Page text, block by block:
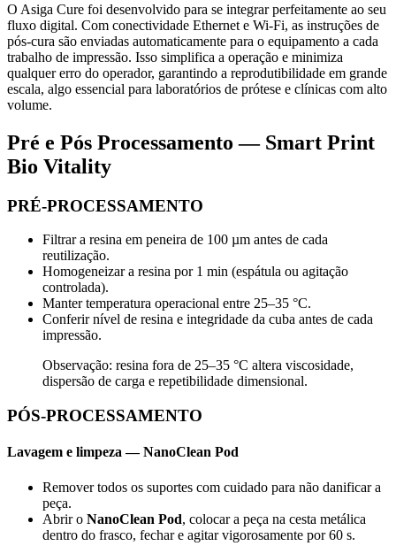
O Asiga Cure foi desenvolvido para se integrar perfeitamente ao seu
fluxo digital. Com conectividade Ethernet e Wi-Fi, as instruções de
pós-cura são enviadas automaticamente para o equipamento a cada
trabalho de impressão. Isso simplifica a operação e minimiza
qualquer erro do operador, garantindo a reprodutibilidade em grande
escala, algo essencial para laboratórios de prótese e clínicas com alto
volume.
Pré e Pós Processamento — Smart Print
Bio Vitality
PRÉ-PROCESSAMENTO
Filtrar a resina em peneira de 100 µm antes de cada
reutilização.
Homogeneizar a resina por 1 min (espátula ou agitação
controlada).
Manter temperatura operacional entre 25–35 °C.
Conferir nível de resina e integridade da cuba antes de cada
impressão.
Observação: resina fora de 25–35 °C altera viscosidade,
dispersão de carga e repetibilidade dimensional.
PÓS-PROCESSAMENTO
Lavagem e limpeza —NanoClean Pod
Remover todos os suportes com cuidado para não danificar a
peça.
Abrir o NanoClean Pod, colocar a peça na cesta metálica
dentro do frasco, fechar e agitar vigorosamente por 60 s.